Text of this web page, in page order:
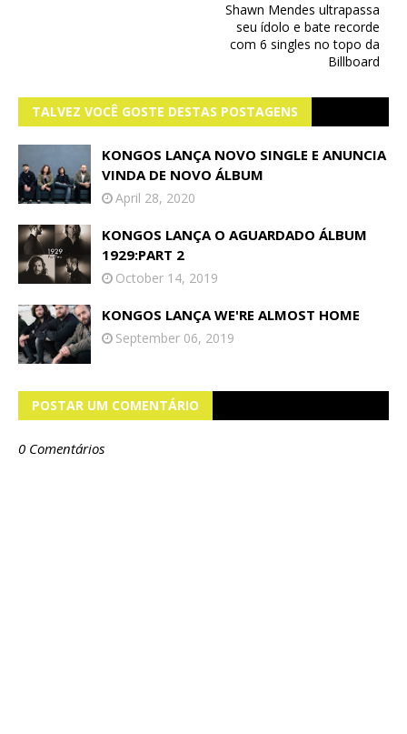
Shawn Mendes ultrapassa
seu ídolo e bate recorde
com 6 singles no topo da
Billboard
TALVEZ VOCÊ GOSTE DESTAS POSTAGENS
KONGOS LANÇA NOVO SINGLE E ANUNCIA
VINDA DE NOVO ÁLBUM
April 28, 2020
KONGOS LANÇA O AGUARDADO ÁLBUM
1929:PART 2
October 14, 2019
KONGOS LANÇA WE'RE ALMOST HOME
September 06, 2019
POSTAR UM COMENTÁRIO
0 Comentários